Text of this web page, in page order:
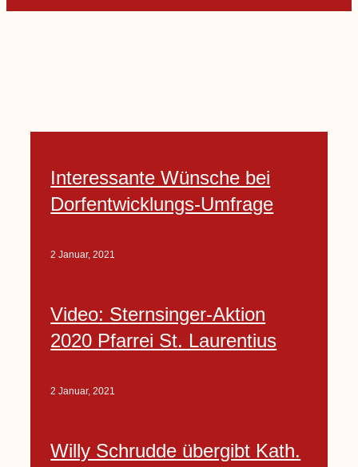
Interessante Wünsche bei
Dorfentwicklungs-Umfrage
2 Januar, 2021
Video: Sternsinger-Aktion
2020 Pfarrei St. Laurentius
2 Januar, 2021
Willy Schrudde übergibt Kath.